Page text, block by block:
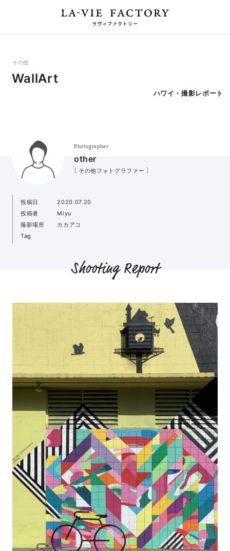
その他
WallArt
ハワイ・撮影レポート
Photographer
other
［ その他フォトグラファー ］
投稿日
2020.07.20
投稿者
Miyu
撮影場所
カカアコ
Tag
Shooting Report